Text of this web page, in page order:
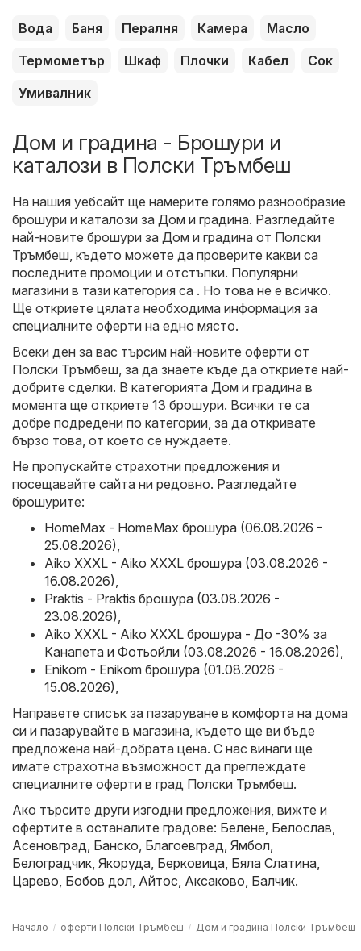
Вода Баня Пералня Камера
Масло
Термометър
Шкаф Плочки Кабел
Сок
Умивалник
Дом и градина - Брошури и
каталози в Полски Тръмбеш
На нашия уебсайт ще намерите голямо разнообразие
брошури и каталози за Дом и градина. Разгледайте
най-новите брошури за Дом и градина от Полски
Тръмбеш, където можете да проверите какви са
последните промоции и отстъпки. Популярни
магазини в тази категория са . Но това не е всичко.
Ще откриете цялата необходима информация за
специалните оферти на едно място.
Всеки ден за вас търсим най-новите оферти от
Полски Тръмбеш, за да знаете къде да откриете най-
добрите сделки. В категорията Дом и градина в
момента ще откриете 13 брошури. Всички те са
добре подредени по категории, за да откривате
бързо това, от което се нуждаете.
Не пропускайте страхотни предложения и
посещавайте сайта ни редовно. Разгледайте
брошурите:
HomeMax - HomeMax брошура (06.08.2026 -
25.08.2026)
Aiko XXXL - Aiko XXXL брошура (03.08.2026 -
16.08.2026)
Praktis - Praktis брошура (03.08.2026 -
23.08.2026)
Aiko XXXL - Aiko XXXL брошура - До -30% за
Канапета и Фотьойли (03.08.2026 - 16.08.2026)
Enikom - Enikom брошура (01.08.2026 -
15.08.2026)
Направете списък за пазаруване в комфорта на дома
си и пазарувайте в магазина, където ще ви бъде
предложена най-добрата цена. С нас винаги ще
имате страхотна възможност да преглеждате
специалните оферти в град Полски Тръмбеш.
Ако търсите други изгодни предложения, вижте и
офертите в останалите градове: Белене Белослав
Асеновград Банско Благоевград Ямбол
Белоградчик Якоруда Берковица Бяла Слатина
Царево Бобов дол Айтос Аксаково Балчик.
Начало оферти Полски Тръмбеш Дом и градина Полски Тръмбеш